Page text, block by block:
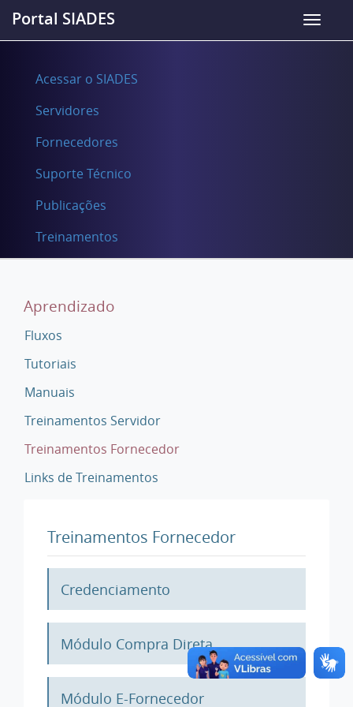
Portal SIADES
Acessar o SIADES
Servidores
Fornecedores
Suporte Técnico
Publicações
Treinamentos
Aprendizado
Fluxos
Tutoriais
Manuais
Treinamentos Servidor
Treinamentos Fornecedor
Links de Treinamentos
Treinamentos Fornecedor
Credenciamento
Módulo Compra Direta
Módulo E-Fornecedor